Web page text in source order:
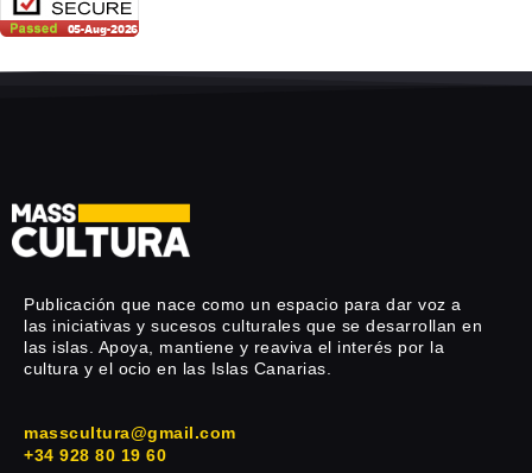
Publicación que nace como un espacio para dar voz a
las iniciativas y sucesos culturales que se desarrollan en
las islas. Apoya, mantiene y reaviva el interés por la
cultura y el ocio en las Islas Canarias.
masscultura@gmail.com
+34 928 80 19 60